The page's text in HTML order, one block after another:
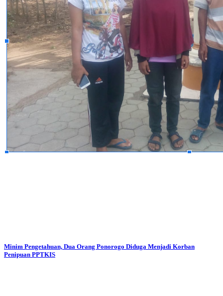
Minim Pengetahuan, Dua Orang Ponorogo Diduga Menjadi Korban
Penipuan PPTKIS